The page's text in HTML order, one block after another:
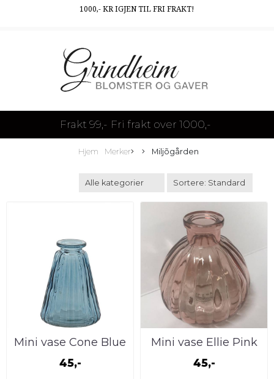
1000,- KR IGJEN TIL FRI FRAKT!
Frakt 99,- Fri frakt over 1000,-
Hjem Merker Miljõgården
Mini vase Cone Blue
45,-
Mini vase Ellie Pink
45,-